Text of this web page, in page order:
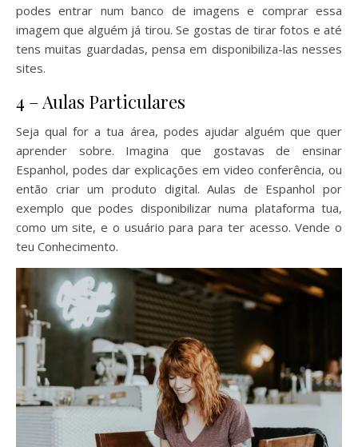
podes entrar num banco de imagens e comprar essa
imagem que alguém já tirou. Se gostas de tirar fotos e até
tens muitas guardadas, pensa em disponibiliza-las nesses
sites.
4 – Aulas Particulares
Seja qual for a tua área, podes ajudar alguém que quer
aprender sobre. Imagina que gostavas de ensinar
Espanhol, podes dar explicações em video conferência, ou
então criar um produto digital. Aulas de Espanhol por
exemplo que podes disponibilizar numa plataforma tua,
como um site, e o usuário para para ter acesso. Vende o
teu Conhecimento.